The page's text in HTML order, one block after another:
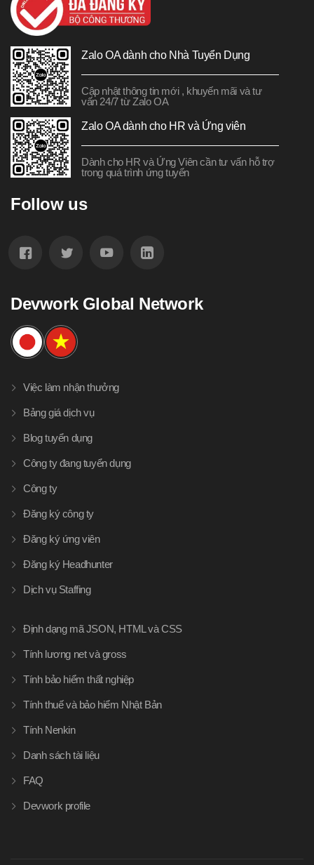
Zalo OA dành cho Nhà Tuyển Dụng
Cập nhật thông tin mới , khuyến mãi và tư
vấn 24/7 từ Zalo OA
Zalo OA dành cho HR và Ứng viên
Dành cho HR và Ứng Viên cần tư vấn hỗ trợ
trong quá trình ứng tuyển
Follow us
Devwork Global Network
Việc làm nhận thưởng
Bảng giá dịch vụ
Blog tuyển dụng
Công ty đang tuyển dụng
Công ty
Đăng ký công ty
Đăng ký ứng viên
Đăng ký Headhunter
Dịch vụ Staffing
Định dạng mã JSON, HTML và CSS
Tính lương net và gross
Tính bảo hiểm thất nghiệp
Tính thuế và bảo hiểm Nhật Bản
Tính Nenkin
Danh sách tài liệu
FAQ
Devwork profile